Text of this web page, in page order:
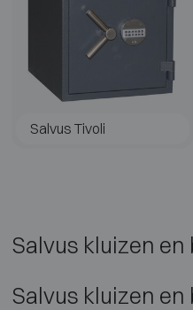
Salvus kluizen en
Salvus kluizen en
Salvus Tivoli